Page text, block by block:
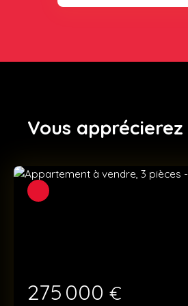
Vous apprécierez
275 000 €